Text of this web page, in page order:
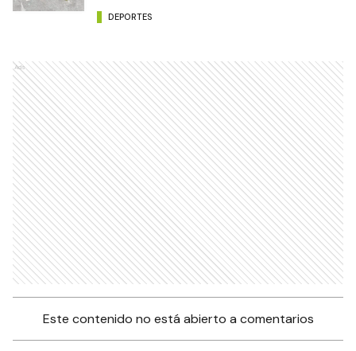
DEPORTES
Ads
Este contenido no está abierto a comentarios